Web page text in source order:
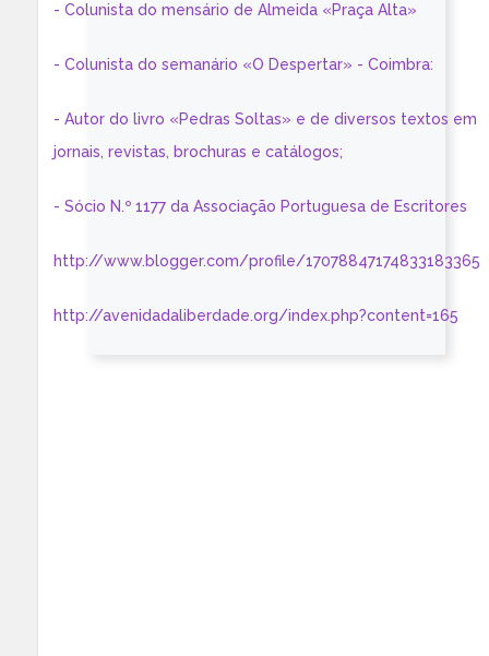
- Colunista do mensário de Almeida «Praça Alta»
- Colunista do semanário «O Despertar» - Coimbra:
- Autor do livro «Pedras Soltas» e de diversos textos em
jornais, revistas, brochuras e catálogos;
- Sócio N.º 1177 da Associação Portuguesa de Escritores
http://www.blogger.com/profile/17078847174833183365
http://avenidadaliberdade.org/index.php?content=165